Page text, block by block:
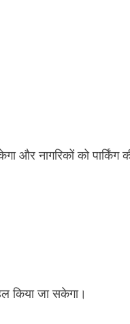
और नागरिकों को पार्किंग
किया जा सकेगा।